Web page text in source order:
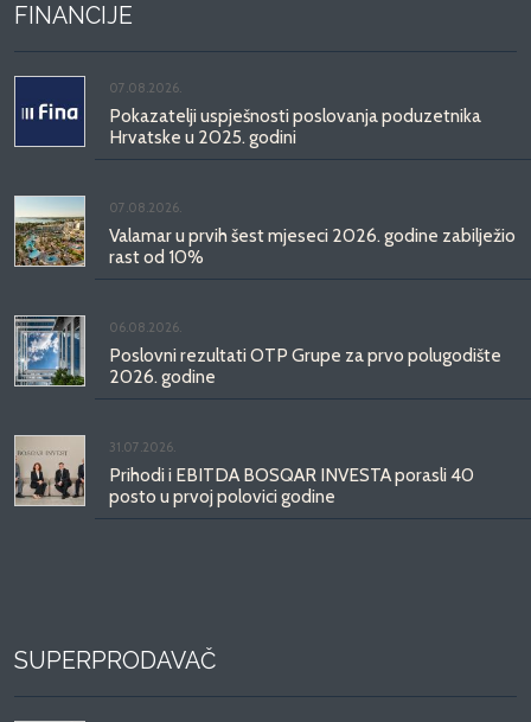
FINANCIJE
07.08.2026.
Pokazatelji uspješnosti poslovanja poduzetnika
Hrvatske u 2025. godini
07.08.2026.
Valamar u prvih šest mjeseci 2026. godine zabilježio
rast od 10%
06.08.2026.
Poslovni rezultati OTP Grupe za prvo polugodište
2026. godine
31.07.2026.
Prihodi i EBITDA BOSQAR INVESTA porasli 40
posto u prvoj polovici godine
SUPERPRODAVAČ